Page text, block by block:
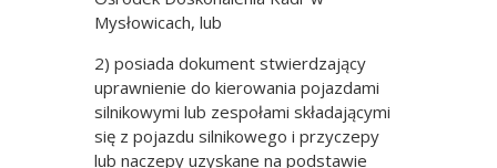
Mysłowicach, lub
2) posiada dokument stwierdzający
uprawnienie do kierowania pojazdami
silnikowymi lub zespołami składającymi
się z pojazdu silnikowego i przyczepy
lub naczepy uzyskane na podstawie